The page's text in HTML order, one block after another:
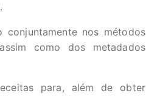
conjuntamente nos métodos
como dos metadados
para, além de obter